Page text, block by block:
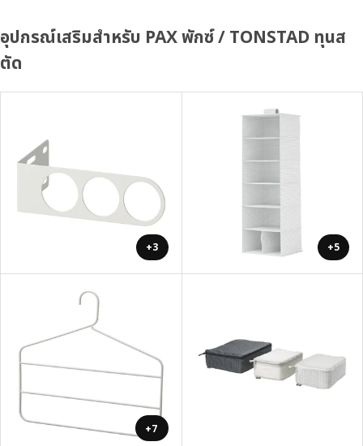
อุปกรณ์เสริมสำหรับ PAX พักซ์ / TONSTAD ทุนส
ตัด
+3 +5
+7